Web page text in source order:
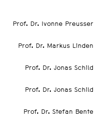
Prof. Dr. Ivonne Preusser
Prof. Dr. Markus Linden
Prof. Dr. Jonas Schild
Prof. Dr. Jonas Schild
Prof. Dr. Stefan Bente